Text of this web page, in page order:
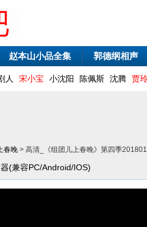
赵本山小品全集 郭德纲相声
人 宋小宝 小沈阳 陈佩斯 沈腾 贾
春晚 > 高清_《组团儿上春晚》第四季
(兼容PC/Android/IOS)